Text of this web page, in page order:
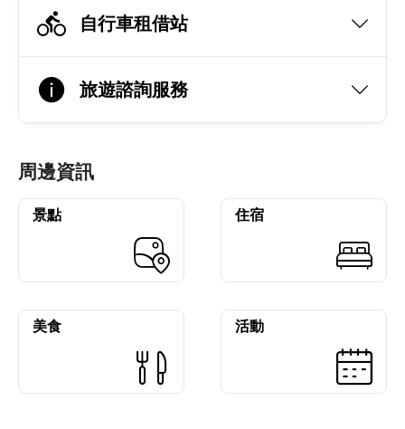
自行車租借站
旅遊諮詢服務
周邊資訊
景點 住宿
美食 活動